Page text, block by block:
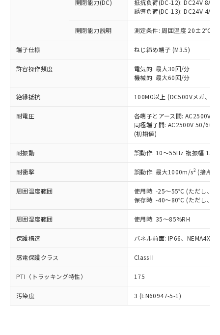
開閉能力(DC)
抵抗負荷(DC-12): DC24V 8A/
誘導負荷(DC-13): DC24V 4A/
開閉能力説明 測定条件: 周囲温度 20±2℃、
端子仕様 ねじ締め端子 (M3.5)
許容操作頻度
電気的: 最大30回/分
機械的: 最大60回/分
絶縁抵抗 100MΩ以上 (DC500Vメガ、点
耐電圧
各端子とアース間: AC2500V
同極端子間: AC2500V 50/
(初期値)
耐振動 誤動作: 10～55Hz 複振幅
耐衝撃 誤動作: 最大1000m/s2 (接点
周囲温度範囲
使用時: -25～55℃ (ただし、氷
保存時: -40～80℃ (ただし、氷
周囲湿度範囲 使用時: 35～85%RH
保護構造 パネル前面: IP66、NEMA4X,
感電保護クラス Class II
PTI（トラッキング特性） 175
汚染度 3 (EN60947-5-1)
ことをご了承ください。
在庫状況および標準価格照会結果は、
記載している更新日時点での社内デー
タに基づき作成されるものであり、閲
覧された時点での実際の在庫および標
準価格とは異なる場合があることをご
正式な納期状況および標準価格はお客
様のお取引先、またはお客様担当のオ
ムロン制御機器販売店・当社販売員に
オムロン制御機器販売店や当社販売拠
販売ネットワーク
」をご確認
在庫状況および標準価格結果を当社の
事前の承諾なく第三者に漏洩または開
示しないようお願いします。
マイパーツ機能（部品リスト作成サー
ビス）をご利用いただくには、I-Web
メンバーズにご登録されている必要が
お客様が当ウェブサイト上で当社にご
登録された部品リストについて、当社
および当社の共同利用者が、当社の製
品・サービスに関するお客様との取
引・商談に必要な範囲で利用すること
をご了承ください。
※当社の共同利用者とは、"個人情報
の「1.共同利
用者の範囲」に記載されている法人を
むを得ず変更することがあります。
*EU RoHS指令（10物質）：
鉛(Pb) 1000ppm以下、 水銀(Hg) 1000ppm以下、 カド
ミウム(Cd) 100ppm以下、
六価クロム(Cr(Ⅵ)) 1000ppm以下、ポリ臭化ビフェニル
類(PBB) 1000ppm以下、ポリ臭化ジフェニルエーテル類
(PBDE) 1000ppm以下、フタル酸ビス(2-エチルヘキシ
ル) (DEHP)(別名：DOP) 1000ppm以下、フタル酸ブチ
(DIBP) 1000ppm以下
但し、RoHS指令で産業用監視および制御機器に対する
フタル酸エステル類の４物質については閾値を超える意
図的な使用がないことを確認しています。
部品在庫の切り替え状況などにより、予定
月が前後することがあります。
※3 非含有証明書ダウンロード
下記の非含有証明書をダウンロードするこ
とができます。
EU RoHS指令（10物質）の非含有証明書
51物質の非含有証明書（当社基準）
※本証明書は発行日時点で非含有を証明す
「－」：未確認です。当社販売部門へお問
*中国RoHS10物質の基準値 (GB/T26572)：
Pb(鉛) :1000ppm、 Hg(水銀) : 1000ppm、 Cd(カドミウ
ニル類) : 1000ppm、 PBDEs(ポリ臭化ジフェニルエーテ
DBP(フタル酸ジブチル) : 1000ppm、 DIBP(フタル酸ジ
イソブチル) : 1000ppm、 BBP(フタル酸ブチルベンジ
ル) : 1000ppm、
DEHP(フタル酸ビス(2-エチルヘキシル)) : 1000ppm
「ｅ」：有害物質（10物質）のすべてが基
準値以下であることを示します。
「10」：通常の使用状況下において有害物
質が外部に漏えいし、環境に深刻な影響を
及ぼさない年数を意味します。
「－」：未確認です。当社販売部門へお問
い合わせください。
当社は、これら貴社製品のうち、外国
為替および外国貿易法に定める商品
（以下｢規制貨物等」という）を輸出
または国外への提供する場合は、日本
国政府の輸出許可(または役務取引許
可)を取得するなどの必要な手続きを
当社は規制貨物を破棄する場合は、完
全に破砕するなど、違法に輸出されな
いよう必要な手段を講じます。
当社は貴社製品を、核兵器、ミサイ
ル、化学兵器、生物兵器またはその他
武器並びにこれらの製造装置等に一切
当社は、貴社製品を第三者に販売する
場合は、上記1、2および3の内容を当
該第三者に通知します。また当社は、
販売先および販売に係わる関係者が違
法に輸出するおそれがある場合は、取
り引きをいたしません。
○ 一定数以上の在庫あり
一定数には満たないが在庫あり
在庫なし(最新の在庫状況につ
いては、お客様のお取引先、ま
たはお客様担当のオムロン制御
機器販売店・当社販売員にご確
白
受注生産機種、また在庫状況の
情報を公開していない機種